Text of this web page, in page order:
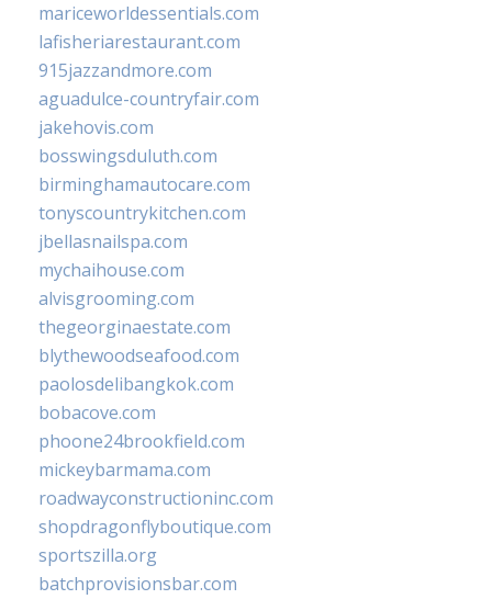
mariceworldessentials.com
lafisheriarestaurant.com
915jazzandmore.com
aguadulce-countryfair.com
jakehovis.com
bosswingsduluth.com
birminghamautocare.com
tonyscountrykitchen.com
jbellasnailspa.com
mychaihouse.com
alvisgrooming.com
thegeorginaestate.com
blythewoodseafood.com
paolosdelibangkok.com
bobacove.com
phoone24brookfield.com
mickeybarmama.com
roadwayconstructioninc.com
shopdragonflyboutique.com
sportszilla.org
batchprovisionsbar.com